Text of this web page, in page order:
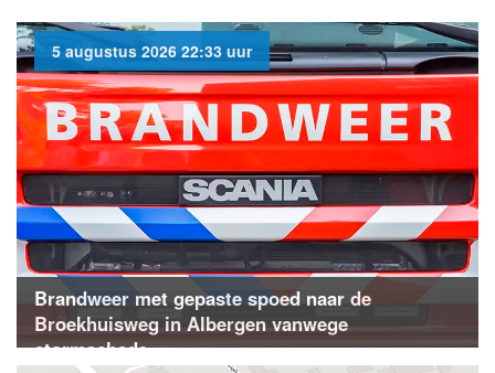
5 augustus 2026 22:33 uur
Brandweer met gepaste spoed naar de
Broekhuisweg in Albergen vanwege
stormschade